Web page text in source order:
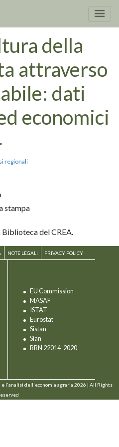
della
attraverso
dati
economici
regionali
stampa
del CREA.
NOTE LEGALI PRIVACY POLICY
EU Commission
MASAF
ISTAT
Eurostat
Sistan
Sian
RRN 22014-2020
e l'analisi dell'economia agraria 2026 | All Rights